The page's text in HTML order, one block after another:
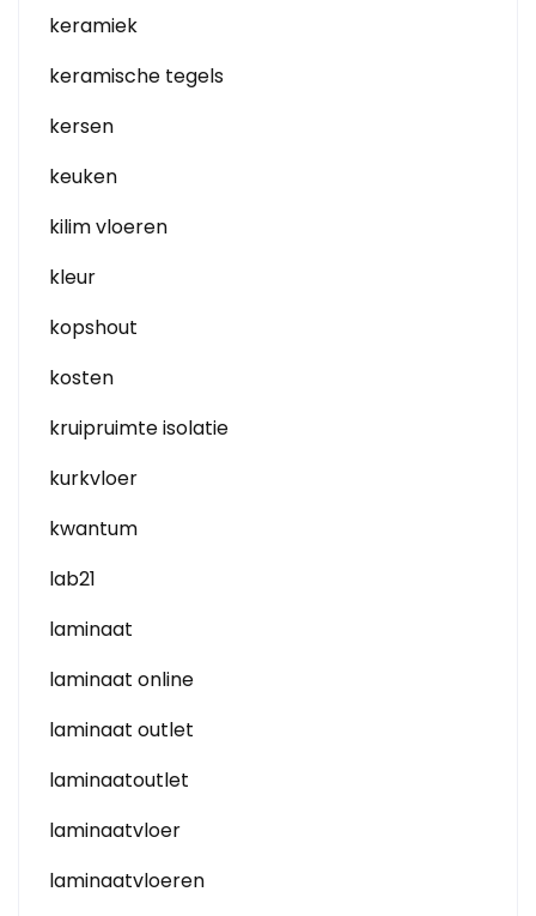
keramiek
keramische tegels
kersen
keuken
kilim vloeren
kleur
kopshout
kosten
kruipruimte isolatie
kurkvloer
kwantum
lab21
laminaat
laminaat online
laminaat outlet
laminaatoutlet
laminaatvloer
laminaatvloeren